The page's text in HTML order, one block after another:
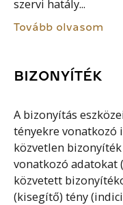
szervi hatály...
Tovább olvasom
BIZONYÍTÉK
A bizonyítás
tényekre vonatkozó
közvetlen
vonatkozó adatokat
közvetett
(kisegítő) tény